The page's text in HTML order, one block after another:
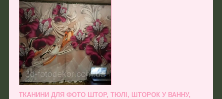
ТКАНИНИ ДЛЯ ФОТО ШТОР, ТЮЛІ, ШТОРОК У ВАННУ,